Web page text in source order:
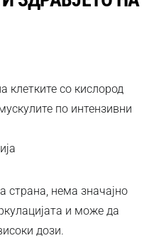
клетките со кислород
по интензивни
страна, нема значајно
и може да
дози.